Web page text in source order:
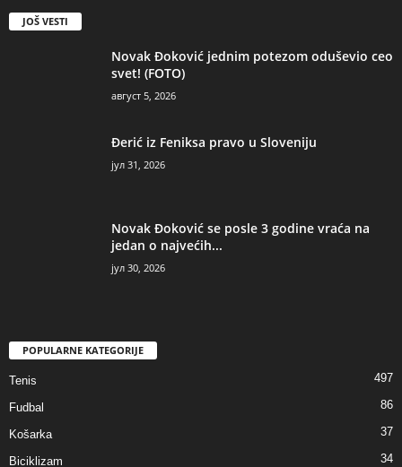
JOŠ VESTI
Novak Đoković jednim potezom oduševio ceo
svet! (FOTO)
август 5, 2026
Đerić iz Feniksa pravo u Sloveniju
јул 31, 2026
Novak Đoković se posle 3 godine vraća na
jedan o najvećih...
јул 30, 2026
POPULARNE KATEGORIJE
Tenis 497
Fudbal 86
Košarka 37
Biciklizam 34